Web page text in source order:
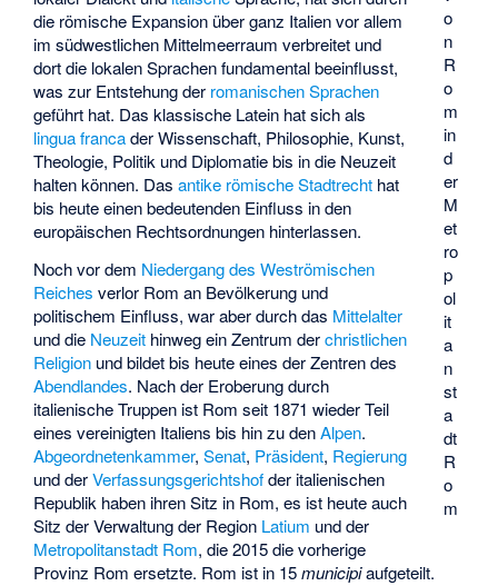
o
n
R
o
m
in
d
er
M
et
ro
p
ol
it
a
n
st
a
dt
R
o
m
die römische Expansion über ganz Italien vor allem
im südwestlichen Mittelmeerraum verbreitet und
dort die lokalen Sprachen fundamental beeinflusst,
was zur Entstehung der romanischen Sprachen
geführt hat. Das klassische Latein hat sich als
lingua francader Wissenschaft, Philosophie, Kunst,
Theologie, Politik und Diplomatie bis in die Neuzeit
halten können. Dasantike römische Stadtrecht hat
bis heute einen bedeutenden Einfluss in den
europäischen Rechtsordnungen hinterlassen.
Noch vor dem Niedergang des Weströmischen
Reiches verlor Rom an Bevölkerung und
politischem Einfluss, war aber durch das Mittelalter
und die Neuzeit hinweg ein Zentrum derchristlichen
Religion und bildet bis heute eines der Zentren des
Abendlandes. Nach der Eroberung durch
italienische Truppen ist Rom seit 1871 wieder Teil
eines vereinigten Italiens bis hin zu denAlpen.
Abgeordnetenkammer,Senat, Präsident, Regierung
und derVerfassungsgerichtshofder italienischen
Republik haben ihren Sitz in Rom, es ist heute auch
Sitz der Verwaltung der Region Latium und der
Metropolitanstadt Rom, die 2015 die vorherige
Provinz Rom ersetzte. Rom ist in 15municipiaufgeteilt.